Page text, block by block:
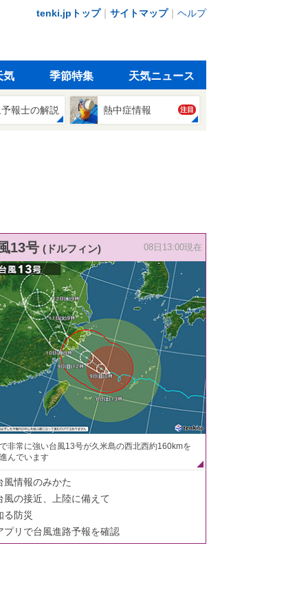
tenki.jpトップ｜ サイトマップ｜ ヘルプ
気 季節特集 天気ニュース
報士の解説 熱中症情報 注目
13号 (ドルフィン) 08日13:00現在
非常に強い台風13号が久米島の西北西約160kmを
んでいます
風情報のみかた
風の接近、上陸に備えて
る防災
プリで台風進路予報を確認